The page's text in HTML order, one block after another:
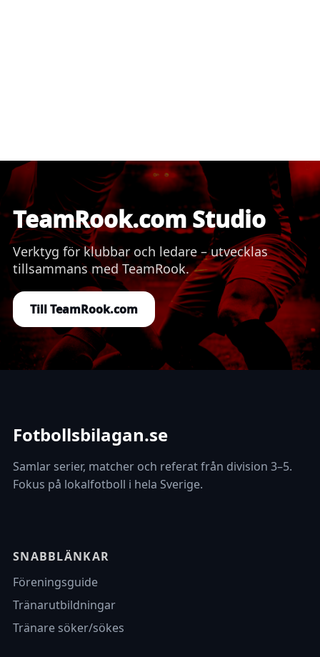
TeamRook.com Studio
Verktyg för klubbar och ledare – utvecklas
tillsammans med TeamRook.
Till TeamRook.com
Fotbollsbilagan.se
Samlar serier, matcher och referat från division 3–5.
Fokus på lokalfotboll i hela Sverige.
SNABBLÄNKAR
Föreningsguide
Tränarutbildningar
Tränare söker/sökes